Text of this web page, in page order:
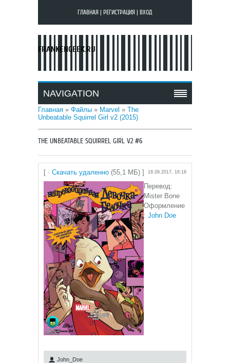
ГЛАВНАЯ РЕГИСТРАЦИЯ ВХОД
FRANKENGEEK.RU
NAVIGATION
Главная » Файлы » Marvel » The
Unbeatable Squirrel Girl v2 (2015)
THE UNBEATABLE SQUIRREL GIRL V2 #6
[ · Скачать удаленно (55,1 МБ) ] 18.09.2017, 16:18
Перевод:
Mister Bone
Оформление
: John Doe
John_Doe